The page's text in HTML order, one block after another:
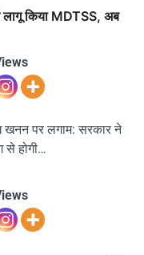
किया MDTSS, अब
खनन पर लगाम: सरकार ने
से होगी…